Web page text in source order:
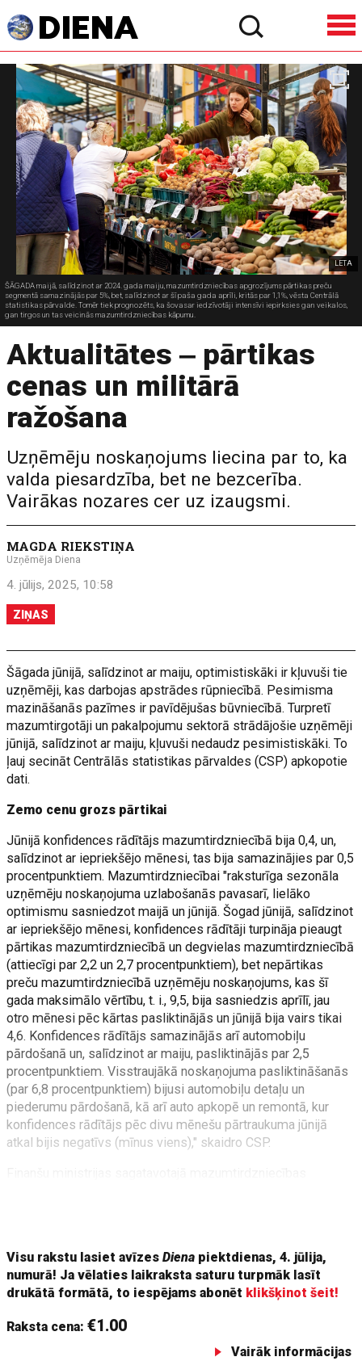
LETA
ŠĀGADA maijā, salīdzinot ar 2024. gada maiju, mazumtirdzniecības apgrozījums pārtikas preču
segmentā samazinājās par 5%, bet, salīdzinot ar šī paša gada aprīli, kritās par 1,1%, vēsta Centrālā
statistikas pārvalde. Tomēr tiek prognozēts, ka šovasar iedzīvotāji intensīvi iepirksies gan veikalos,
gan tirgos un tas veicinās mazumtirdzniecības kāpumu.
Aktualitātes ‒ pārtikas
cenas un militārā
ražošana
Uzņēmēju noskaņojums liecina par to, ka
valda piesardzība, bet ne bezcerība.
Vairākas nozares cer uz izaugsmi.
MAGDA RIEKSTIŅA
Uzņēmēja Diena
4. jūlijs, 2025, 10:58
ZIŅAS
Šāgada jūnijā, salīdzinot ar maiju, optimistiskāki ir kļuvuši tie
uzņēmēji, kas darbojas apstrādes rūpniecībā. Pesimisma
mazināšanās pazīmes ir pavīdējušas būvniecībā. Turpretī
mazumtirgotāji un pakalpojumu sektorā strādājošie uzņēmēji
jūnijā, salīdzinot ar maiju, kļuvuši nedaudz pesimistiskāki. To
ļauj secināt Centrālās statistikas pārvaldes (CSP) apkopotie
dati.
Zemo cenu grozs pārtikai
Jūnijā konfidences rādītājs mazumtirdzniecībā bija 0,4, un,
salīdzinot ar iepriekšējo mēnesi, tas bija samazinājies par 0,5
procentpunktiem. Mazumtirdzniecībai "raksturīga sezonāla
uzņēmēju noskaņojuma uzlabošanās pavasarī, lielāko
optimismu sasniedzot maijā un jūnijā. Šogad jūnijā, salīdzinot
ar iepriekšējo mēnesi, konfidences rādītāji turpināja pieaugt
pārtikas mazumtirdzniecībā un degvielas mazumtirdzniecībā
(attiecīgi par 2,2 un 2,7 procentpunktiem), bet nepārtikas
preču mazumtirdzniecībā uzņēmēju noskaņojums, kas šī
gada maksimālo vērtību, t. i., 9,5, bija sasniedzis aprīlī, jau
otro mēnesi pēc kārtas pasliktinājās un jūnijā bija vairs tikai
4,6. Konfidences rādītājs samazinājās arī automobiļu
pārdošanā un, salīdzinot ar maiju, pasliktinājās par 2,5
procentpunktiem. Visstraujākā noskaņojuma pasliktināšanās
(par 6,8 procentpunktiem) bijusi automobiļu detaļu un
piederumu pārdošanā, kā arī auto apkopē un remontā, kur
konfidences rādītājs pēc divu mēnešu pārtraukuma jūnijā
atkal bijis negatīvs (mīnus viens)," skaidro CSP.
Visu rakstu lasiet avīzesDiena piektdienas, 4. jūlija,
numurā! Ja vēlaties laikraksta saturu turpmāk lasīt
drukātā formātā, to iespējams abonēt klikšķinot šeit!
Raksta cena:€1.00
Vairāk informācijas